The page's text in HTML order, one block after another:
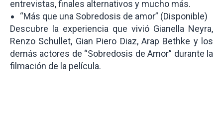
entrevistas, finales alternativos y mucho más.
“Más que una Sobredosis de amor” (Disponible)
Descubre la experiencia que vivió Gianella Neyra,
Renzo Schullet, Gian Piero Diaz, Arap Bethke y los
demás actores de “Sobredosis de Amor” durante la
filmación de la película.